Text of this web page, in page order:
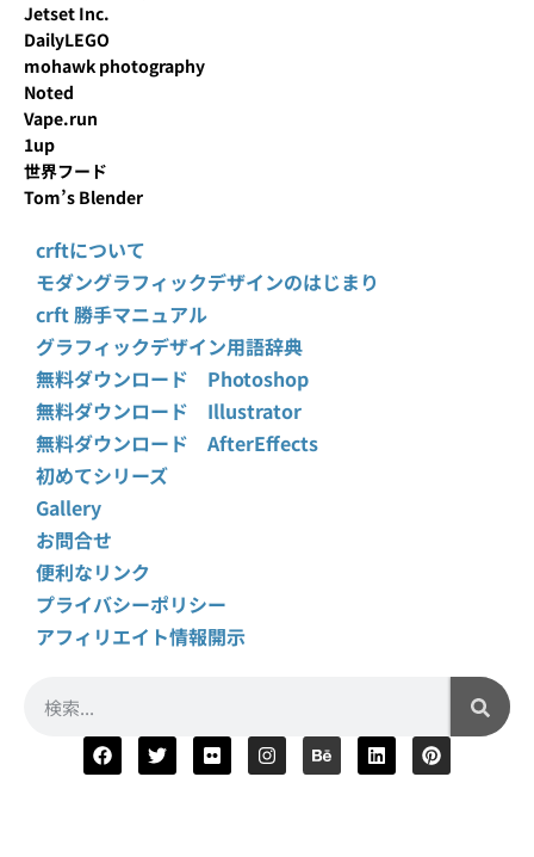
Jetset Inc.
DailyLEGO
mohawk photography
Noted
Vape.run
1up
世界フード
Tom’s Blender
crftについて
モダングラフィックデザインのはじまり
crft 勝手マニュアル
グラフィックデザイン用語辞典
無料ダウンロード Photoshop
無料ダウンロード Illustrator
無料ダウンロード AfterEffects
初めてシリーズ
Gallery
お問合せ
便利なリンク
プライバシーポリシー
アフィリエイト情報開示